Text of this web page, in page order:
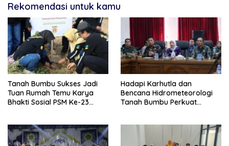
Rekomendasi untuk kamu
Tanah Bumbu Sukses Jadi
Tuan Rumah Temu Karya
Bhakti Sosial PSM Ke-23
Hadapi Karhutla dan
Bencana Hidrometeorologi
Tanah Bumbu Perkuat